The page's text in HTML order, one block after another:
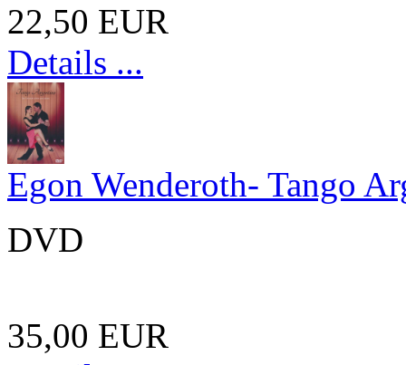
22,50 EUR
Details ...
Egon Wenderoth- Tango
DVD
35,00 EUR